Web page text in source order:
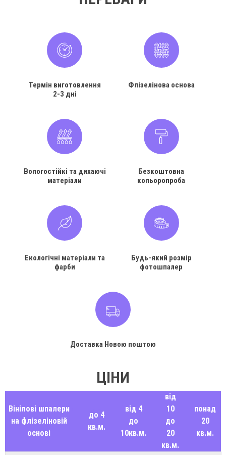
Термін виготовлення
2-3 дні
Флізелінова основа
Вологостійкі та дихаючі
матеріали
Безкоштовна
кольоропроба
Екологічні матеріали та
фарби
Будь-який розмір
фотошпалер
Доставка Новою поштою
ЦІНИ
Вінілові шпалери
на флізеліновій
основі
до 4
кв.м.
від 4
до
10кв.м.
від
10
до
20
кв.м.
понад
20
кв.м.